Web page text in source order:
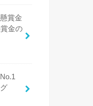
賞金
金の